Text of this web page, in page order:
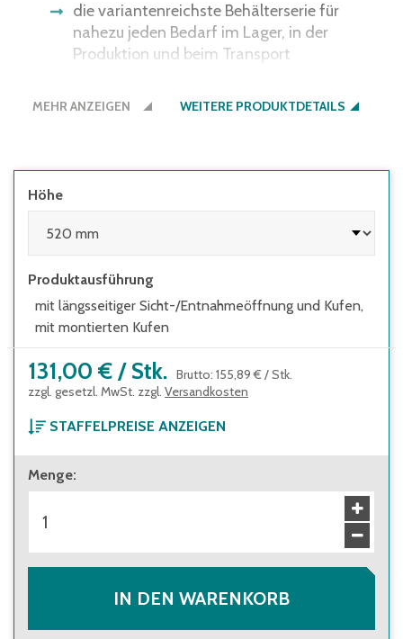
die variantenreichste Behälterserie für
nahezu jeden Bedarf im Lager, in der
Produktion und beim Transport
Handhabung
Bitte beachten Sie: Einige
schwarze Bodenfarbe nicht - gerne bieten
wir Ihnen den Boden auch in der
Behälterfarbe an.
MEHR ANZEIGEN WEITERE PRODUKTDETAILS
Höhe
Produktausführung
mit längsseitiger Sicht-/Entnahmeöffnung und Kufen,
mit montierten Kufen
131,00 € / Stk. Brutto: 155,89 € /Stk.
zzgl. gesetzl. MwSt. zzgl. Versandkosten
STAFFELPREISE ANZEIGEN
ab 1 Stück
131,00 €
ab 8 Stück
115,00 €
Menge:
IN DEN WARENKORB